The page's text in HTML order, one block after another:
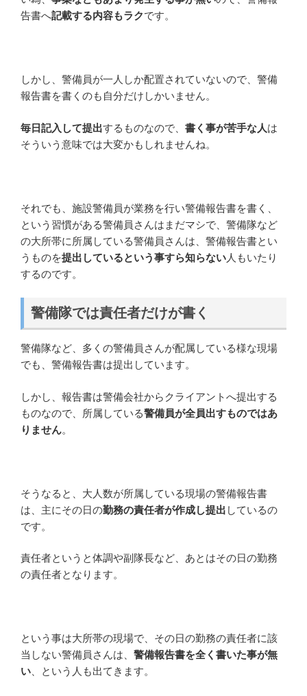
告書へ記載する内容もラクです。
しかし、警備員が一人しか配置されていないので、警備
報告書を書くのも自分だけしかいません。
毎日記入して提出するものなので、 書く事が苦手な人は
そういう意味では大変かもしれませんね。
それでも、施設警備員が業務を行い警備報告書を書く、
という習慣がある警備員さんはまだマシで、警備隊など
の大所帯に所属している警備員さんは、警備報告書とい
うものを提出しているという事すら知らない人もいたり
するのです。
警備隊では責任者だけが書く
警備隊など、多くの警備員さんが配属している様な現場
でも、警備報告書は提出しています。
しかし、報告書は警備会社からクライアントへ提出する
ものなので、所属している警備員が全員出すものではあ
りません。
そうなると、大人数が所属している現場の警備報告書
は、主にその日の勤務の責任者が作成し提出 しているの
です。
責任者というと体調や副隊長など、あとはその日の勤務
の責任者となります。
という事は大所帯の現場で、その日の勤務の責任者に該
当しない警備員さんは、 警備報告書を全く書いた事が無
い 、という人も出てきます。